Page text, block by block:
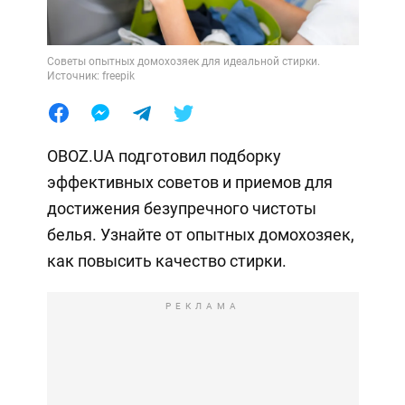
Советы опытных домохозяек для идеальной стирки.
Источник: freepik
OBOZ.UA подготовил подборку
эффективных советов и приемов для
достижения безупречного чистоты
белья. Узнайте от опытных домохозяек,
как повысить качество стирки.
РЕКЛАМА